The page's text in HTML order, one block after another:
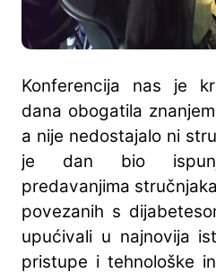
Konferencija nas je
dana obogatila
a nije nedostajalo ni
je dan bio
predavanjima
povezanih s
upućivali u najnovija
pristupe i tehnološke